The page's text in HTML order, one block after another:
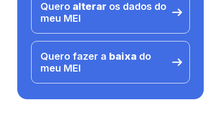
Quero alterar os dados do
meu MEI
Quero fazer a baixa do
meu MEI